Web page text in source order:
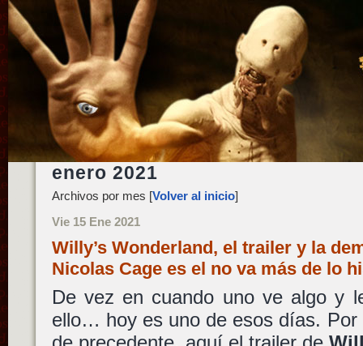
enero 2021
Archivos por mes [Volver al inicio]
Vie 15 Ene 2021
Willy’s Wonderland, el trailer y la
Nicolas Cage es el no va más de lo
De vez en cuando uno ve algo y
ello… hoy es uno de esos días. Por